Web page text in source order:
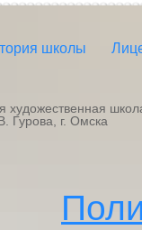
школы
художественная
Гурова, г. Омска